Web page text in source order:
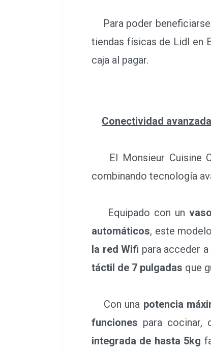
Para poder
tiendas físicas de Lidl en
caja al pagar.
Conectividad
El Monsieur Cuisine
combinando tecnología
Equipado con un
automáticos, este
la red Wifi para acceder a
táctil de 7 pulgadas que
Con una potencia
funciones para cocinar,
integrada de hasta 5kg